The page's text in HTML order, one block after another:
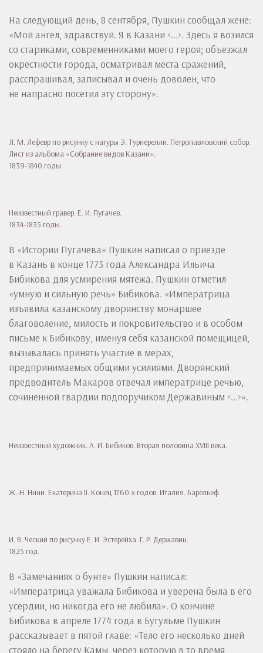
На следующий день, 8 сентября, Пушкин сообщал жене:
«Мой ангел, здравствуй. Я в Казани <...>. Здесь я возился
со стариками, современниками моего героя; объезжал
окрестности города, осматривал места сражений,
расспрашивал, записывал и очень доволен, что
не напрасно посетил эту сторону».
Л. М. Лефевр по рисунку с натуры Э. Турнерелли. Петропавловский собор.
Лист из альбома «Собрание видов Казани».
1839-1840 годы
Неизвестный гравер. Е. И. Пугачев.
1834-1835 годы.
В «Истории Пугачева» Пушкин написал о приезде
в Казань в конце 1773 года Александра Ильича
Бибикова для усмирения мятежа. Пушкин отметил
«умную и сильную речь» Бибикова. «Императрица
изъявила казанскому дворянству монаршее
благоволение, милость и покровительство и в особом
письме к Бибикову, именуя себя казанской помещицей,
вызывалась принять участие в мерах,
предпринимаемых общими усилиями. Дворянский
предводитель Макаров отвечал императрице речью,
сочиненной гвардии подпоручиком Державиным <...>».
Неизвестный художник. А. И. Бибиков. Вторая половина XVIII века.
Ж.-Н. Нини. Екатерина II. Конец 1760-х годов. Италия. Барельеф.
И. В. Ческий по рисунку Е. И. Эстерейха. Г. Р. Державин.
1825 год.
В «Замечаниях о бунте» Пушкин написал:
«Императрица уважала Бибикова и уверена была в его
усердии, но никогда его не любила». О кончине
Бибикова в апреле 1774 года в Бугульме Пушкин
рассказывает в пятой главе: «Тело его несколько дней
стояло на берегу Камы, через которую в то время